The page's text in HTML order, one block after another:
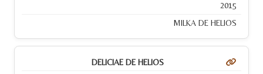
2015
MILKA DE HELIOS
DELICIAE DE HELIOS